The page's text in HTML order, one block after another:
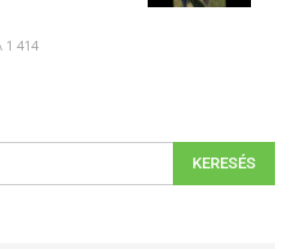
1 414